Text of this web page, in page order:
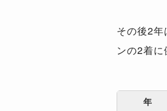
その後2
ンの2着に
年